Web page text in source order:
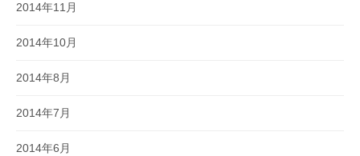
2014年11月
2014年10月
2014年8月
2014年7月
2014年6月